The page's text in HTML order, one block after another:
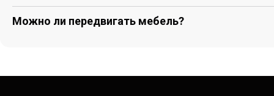
Можно ли передвигать мебель?